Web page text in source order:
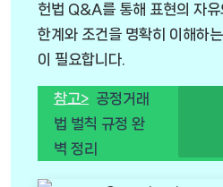
헌법 Q&A를 통해 표현의 자유
한계와 조건을 명확히 이해하
이 필요합니다.
참고> 공정거래
법 벌칙 규정 완
벽 정리